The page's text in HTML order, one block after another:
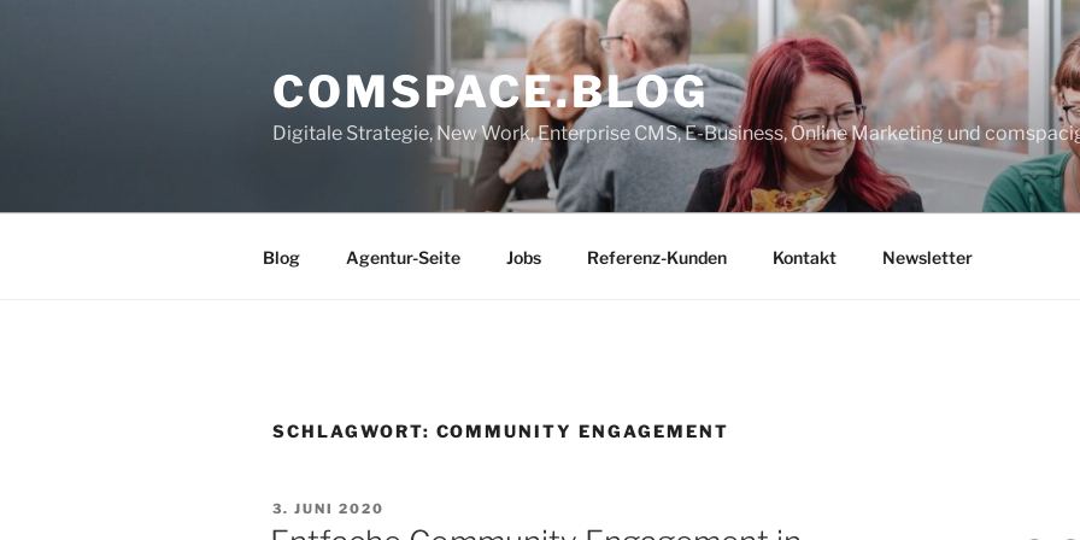
COMSPACE.BLOG
Digitale Strategie, New Work, Enterprise CMS, E-Business, Online Marketing und
Blog Agentur-Seite Jobs Referenz-Kunden Kontakt Newsletter
SCHLAGWORT: COMMUNITY ENGAGEMENT
VERÖFFENTLICHT
AM
3. JUNI 2020